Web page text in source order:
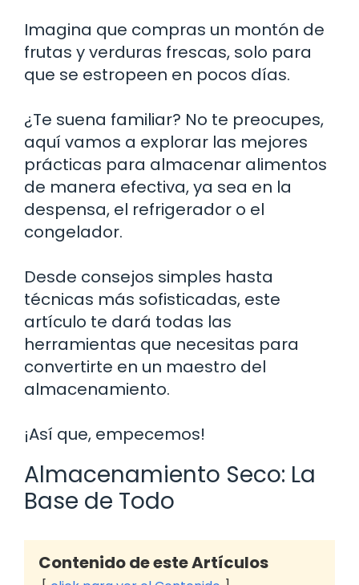
Imagina que compras un montón de
frutas y verduras frescas, solo para
que se estropeen en pocos días.
¿Te suena familiar? No te preocupes,
aquí vamos a explorar las mejores
prácticas para almacenar alimentos
de manera efectiva, ya sea en la
despensa, el refrigerador o el
congelador.
Desde consejos simples hasta
técnicas más sofisticadas, este
artículo te dará todas las
herramientas que necesitas para
convertirte en un maestro del
almacenamiento.
¡Así que, empecemos!
Almacenamiento Seco: La
Base de Todo
Contenido de este Artículos